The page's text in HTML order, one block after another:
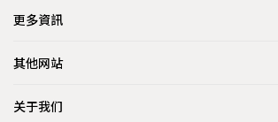
更多資訊
其他网站
关于我们